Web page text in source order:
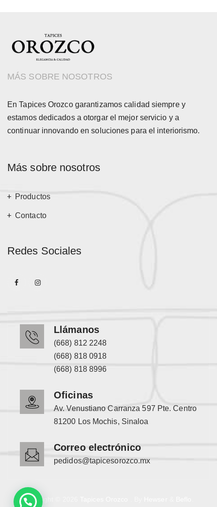
MÁS SOBRE NOSOTROS
En Tapices Orozco garantizamos calidad siempre y
estamos dedicados a otorgar el mejor servicio y a
continuar innovando en soluciones para el interiorismo.
Más sobre nosotros
Productos
Contacto
Redes Sociales
Llámanos
(668) 812 2248
(668) 818 0918
(668) 818 8996
Oficinas
Av. Venustiano Carranza 597 Pte. Centro
81200 Los Mochis, Sinaloa
Correo electrónico
pedidos@tapicesorozco.mx
Copyright © 2026